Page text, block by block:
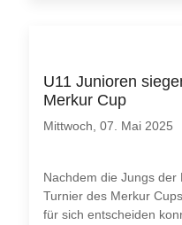
U11 Junioren
Merkur Cup
Mittwoch, 07. Mai 2025
Nachdem die Jungs der
Turnier des Merkur
für sich entscheiden